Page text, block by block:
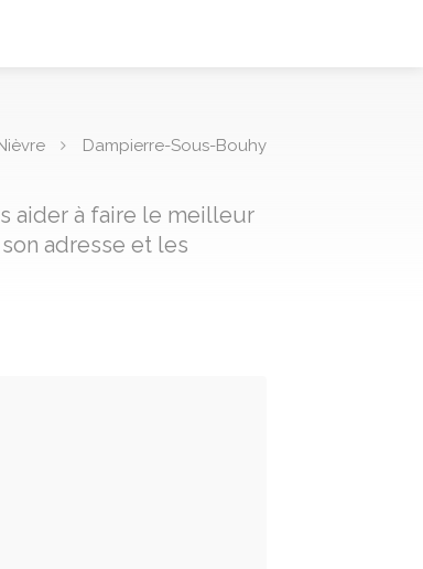
Dampierre-Sous-Bouhy
aider à faire le meilleur
adresse et les